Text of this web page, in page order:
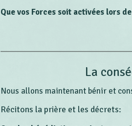
Que vos Forces soit activées lors
La
Nous allons maintenant bénir et
Récitons la prière et les décrets: